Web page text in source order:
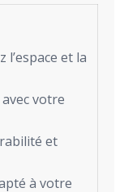
l’espace et la
votre
et
à votre